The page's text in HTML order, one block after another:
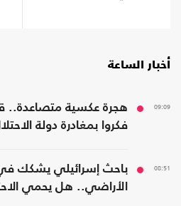
أخبار الساعة
09:09
هجرة عكسية متصاعدة..
فكروا بمغادرة دولة الاحتلال
08:51
باحث إسرائيلي يشكك
الأراضي.. هل يحمي